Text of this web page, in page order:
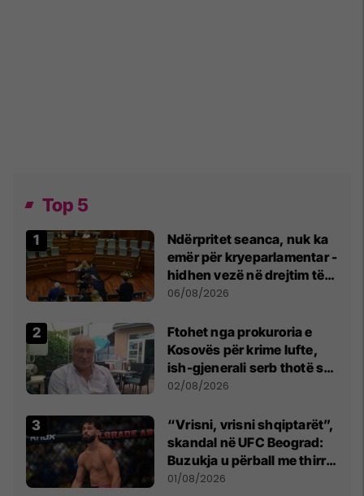
Top 5
Ndërpritet seanca, nuk ka
emër për kryeparlamentar -
hidhen vezë në drejtim të
Kurtit
06/08/2026
Ftohet nga prokuroria e
Kosovës për krime lufte,
ish-gjenerali serb thotë se
dikush e tradhtoi në
02/08/2026
“Vrisni, vrisni shqiptarët”,
skandal në UFC Beograd:
Buzukja u përball me thirrje
anti-shqiptare nga
01/08/2026